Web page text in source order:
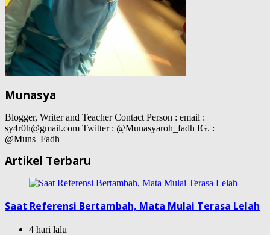
Munasya
Blogger, Writer and Teacher Contact Person : email :
sy4r0h@gmail.com Twitter : @Munasyaroh_fadh IG. :
@Muns_Fadh
Artikel Terbaru
Saat Referensi Bertambah, Mata Mulai Terasa Lelah
4 hari lalu